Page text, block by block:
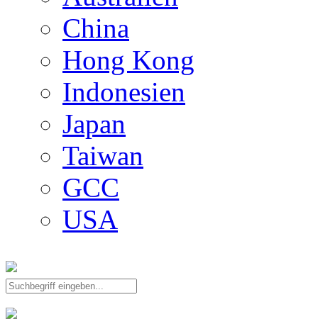
China
Hong Kong
Indonesien
Japan
Taiwan
GCC
USA